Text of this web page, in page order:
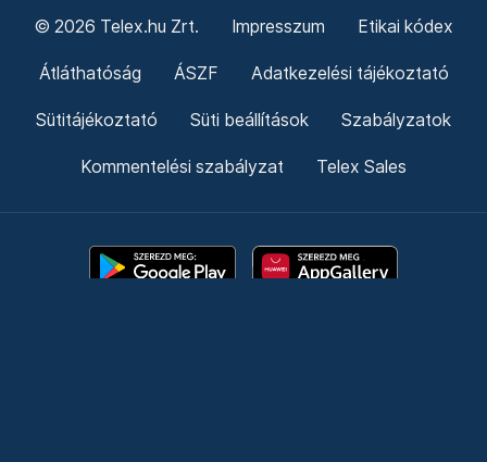
© 2026 Telex.hu Zrt. Impresszum Etikai kódex
Átláthatóság ÁSZF Adatkezelési tájékoztató
Sütitájékoztató Süti beállítások Szabályzatok
Kommentelési szabályzat Telex Sales